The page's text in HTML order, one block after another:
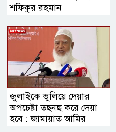
শফিকুর রহমান
জুলাইকে ভুলিয়ে দেয়ার
অপচেষ্টা তছনছ করে দেয়া
হবে : জামায়াত আমির